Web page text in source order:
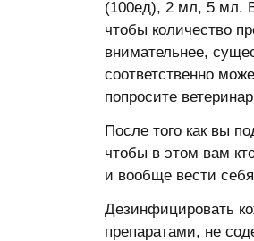
(100ед), 2 мл, 5 мл.
чтобы количество
внимательнее,
соответственно
попросите
После того как вы
чтобы в этом вам
и вообще вести
Дезинфицировать
препаратами, не